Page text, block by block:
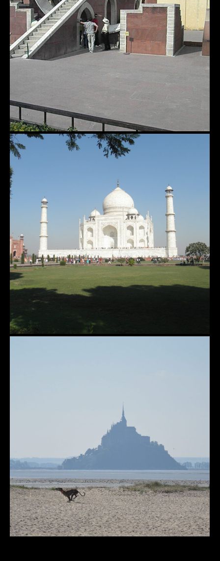
Jaipur
Taj-Mahal